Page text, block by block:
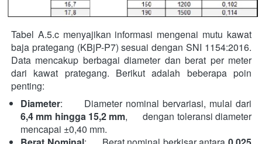
Tabel A.5.c menyajikan informasi mengenai mutu kawat
baja prategang (KBjP-P7) sesuai dengan SNI 1154:2016.
Data mencakup berbagai diameter dan berat per meter
dari kawat prategang. Berikut adalah beberapa poin
penting:
Diameter
6,4 mm hingga 15,2 mm,      dengan toleransi diameter
mencapai ±0,40 mm.